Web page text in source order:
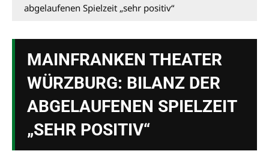
abgelaufenen Spielzeit „sehr positiv“
MAINFRANKEN THEATER
WÜRZBURG: BILANZ DER
ABGELAUFENEN SPIELZEIT
„SEHR POSITIV“